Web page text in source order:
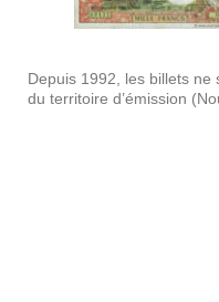
Depuis 1992, les billets ne
du territoire d’émission